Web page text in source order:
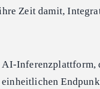
Zeit damit,
Inferenzplattform,